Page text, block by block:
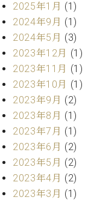
ホ
フ
マ
ン
ト
ラ
デ
ィ
シ
ョ
ン
W.
ホ
フ
営
業
セ
ン
タ
ー
ス
タ
ッ
フ
ご
拶
技
2025年1月 (1)
2024年9月 (1)
2024年5月 (3)
2023年12月 (1)
2023年11月 (1)
2023年10月 (1)
2023年9月 (2)
2023年8月 (1)
2023年7月 (1)
2023年6月 (2)
2023年5月 (2)
2023年4月 (2)
2023年3月 (1)